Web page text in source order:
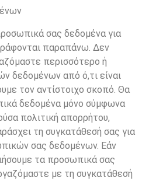
σας δεδομένα για
παραπάνω. Δεν
περισσότερο ή
δεδομένων από ό,τι είναι
τον αντίστοιχο σκοπό. Θα
δεδομένα μόνο σύμφωνα
πολιτική απορρήτου,
τη συγκατάθεσή σας για
σας δεδομένων. Εάν
τα προσωπικά σας
με τη συγκατάθεσή